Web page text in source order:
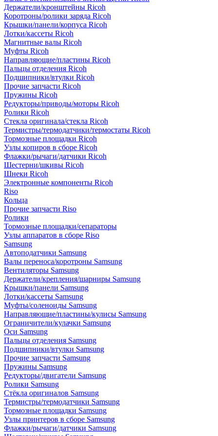
Держатели/кронштейны Ricoh
Коротроны/ролики заряда Ricoh
Крышки/панели/корпуса Ricoh
Лотки/кассеты Ricoh
Магнитные валы Ricoh
Муфты Ricoh
Направляющие/пластины Ricoh
Пальцы отделения Ricoh
Подшипники/втулки Ricoh
Прочие запчасти Ricoh
Пружины Ricoh
Редукторы/приводы/моторы Ricoh
Ролики Ricoh
Стекла оригинала/стекла Ricoh
Термистры/термодатчики/термостаты Ricoh
Тормозные площадки Ricoh
Узлы копиров в сборе Ricoh
Флажки/рычаги/датчики Ricoh
Шестерни/шкивы Ricoh
Шнеки Ricoh
Электронные компоненты Ricoh
Riso
Кольца
Прочие запчасти Riso
Ролики
Тормозные площадки/сепараторы
Узлы аппаратов в сборе Riso
Samsung
Автоподатчики Samsung
Валы переноса/коротроны Samsung
Вентиляторы Samsung
Держатели/крепления/шарниры Samsung
Крышки/панели Samsung
Лотки/кассеты Samsung
Муфты/соленоиды Samsung
Направляющие/пластины/кулисы Samsung
Ограничители/кулачки Samsung
Оси Samsung
Пальцы отделения Samsung
Подшипники/втулки Samsung
Прочие запчасти Samsung
Пружины Samsung
Редукторы/двигатели Samsung
Ролики Samsung
Стёкла оригиналов Samsung
Термистры/термодатчики Samsung
Тормозные площадки Samsung
Узлы принтеров в сборе Samsung
Флажки/рычаги/датчики Samsung